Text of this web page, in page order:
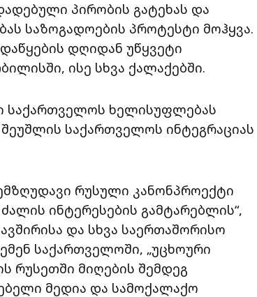
პირობის გატეხას და
საზოგადოების პროტესტი მოჰყვა.
დღიდან უწყვეტი
ისე სხვა ქალაქებში.
საქართველოს ხელისუფლებას
საქართველოს ინტეგრაციას
რუსული კანონპროექტი
ინტერესების გამტარებლის“,
და სხვა საერთაშორისო
საქართველოში, „უცხოური
რუსეთში მიღების შემდეგ
მედია და სამოქალაქო